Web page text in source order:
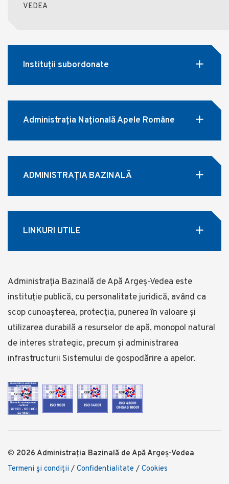
VEDEA
Instituții subordonate
Administrația Națională Apele Române
ADMINISTRAȚIA BAZINALĂ
LINKURI UTILE
Administrația Bazinală de Apă Argeș-Vedea este
instituție publică, cu personalitate juridică, având ca
scop cunoașterea, protecția, punerea în valoare și
utilizarea durabilă a resurselor de apă, monopol natural
de interes strategic, precum și administrarea
infrastructurii Sistemului de gospodărire a apelor.
© 2026 Administrația Bazinală de Apă Argeș-Vedea
Termeni şi condiţii / Confidentialitate / Cookies